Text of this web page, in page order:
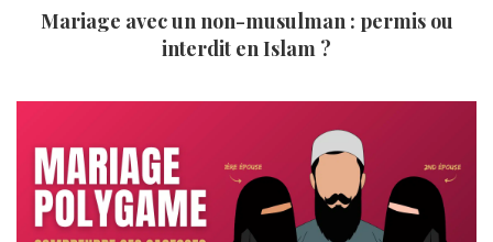
Mariage avec un non-musulman : permis ou
interdit en Islam ?